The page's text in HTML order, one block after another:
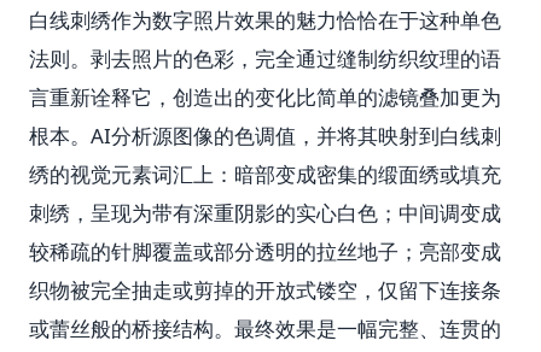
白线刺绣作为数字照片效果的魅力恰恰在于这种单色
法则。剥去照片的色彩，完全通过缝制纺织纹理的语
言重新诠释它，创造出的变化比简单的滤镜叠加更为
根本。AI分析源图像的色调值，并将其映射到白线刺
绣的视觉元素词汇上：暗部变成密集的缎面绣或填充
刺绣，呈现为带有深重阴影的实心白色；中间调变成
较稀疏的针脚覆盖或部分透明的拉丝地子；亮部变成
织物被完全抽走或剪掉的开放式镂空，仅留下连接条
或蕾丝般的桥接结构。最终效果是一幅完整、连贯的